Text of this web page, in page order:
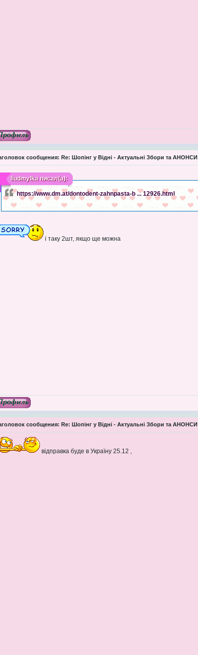
сообщения: Re: Шопінг у Відні - Актуальні Збори та АНОНСИ
liudmylkaписал(а):
https://www.dm.at/dontodent-zahnpasta-b ... 12926.html
і таку 2шт, якщо ще можна
сообщения: Re: Шопінг у Відні - Актуальні Збори та АНОНСИ
відправка буде в Україну 25.12 ,